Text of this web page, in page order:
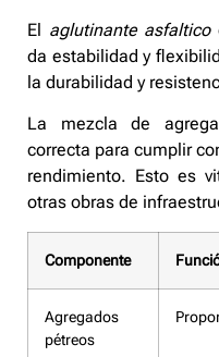
El aglutinante asfaltico
da estabilidad y
la durabilidad y
La mezcla de
correcta para cumplir
rendimiento. Esto es
otras obras de
Componente
Agregados
pétreos